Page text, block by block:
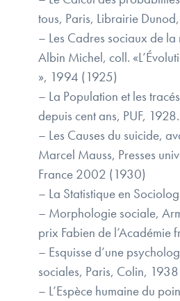
tous, Paris, Librairie
– Les Cadres sociaux de la
Albin Michel, coll.
», 1994 (1925)
– La Population et les
depuis cent ans, PUF, 1928.
– Les Causes du suicide,
Marcel Mauss, Presses
France 2002 (1930)
– La Statistique en
– Morphologie sociale,
prix Fabien de l’Académie
– Esquisse d’une
sociales, Paris, Colin, 1938
– L’Espèce humaine du